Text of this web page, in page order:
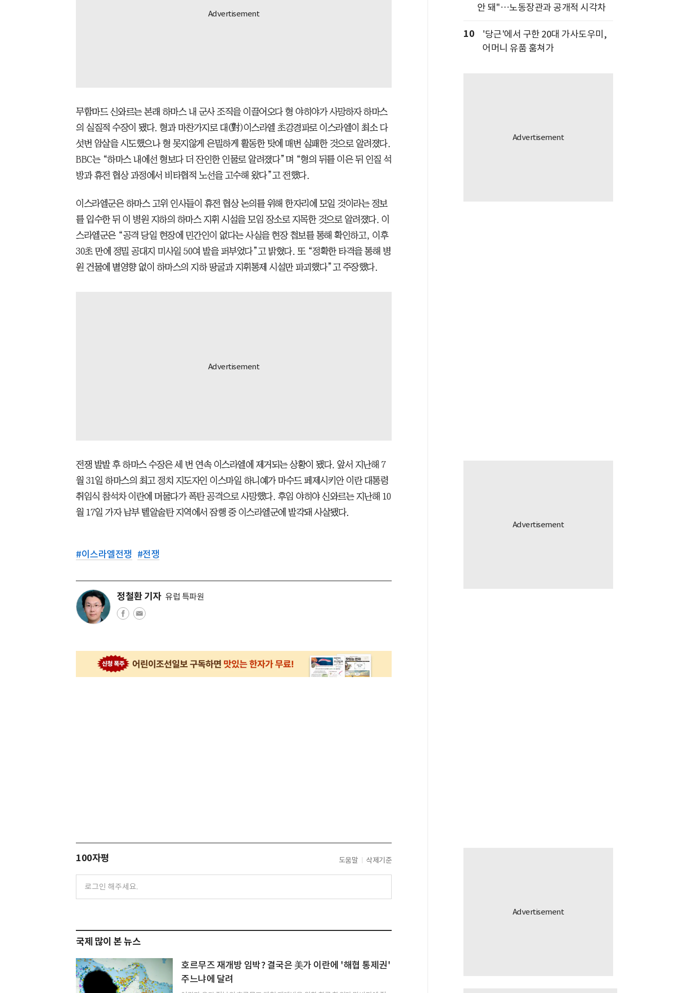
무함마드 신와르는 본래 하마스 내 군사 조직을 이끌어오다 형 야히야가 사망하자 하마스
의 실질적 수장이 됐다. 형과 마찬가지로 대(對)이스라엘 초강경파로 이스라엘이 최소 다
섯번 암살을 시도했으나 형 못지않게 은밀하게 활동한 탓에 매번 실패한 것으로 알려졌다.
BBC는 “하마스 내에선 형보다 더 잔인한 인물로 알려졌다”며 “형의 뒤를 이은 뒤 인질 석
방과 휴전 협상 과정에서 비타협적 노선을 고수해 왔다”고 전했다.
이스라엘군은 하마스 고위 인사들이 휴전 협상 논의를 위해 한자리에 모일 것이라는 정보
를 입수한 뒤 이 병원 지하의 하마스 지휘 시설을 모임 장소로 지목한 것으로 알려졌다. 이
스라엘군은 “공격 당일 현장에 민간인이 없다는 사실을 현장 첩보를 통해 확인하고, 이후
30초 만에 정밀 공대지 미사일 50여 발을 퍼부었다”고 밝혔다. 또 “정확한 타격을 통해 병
원 건물에 별영향 없이 하마스의 지하 땅굴과 지휘통제 시설만 파괴했다”고 주장했다.
전쟁 발발 후 하마스 수장은 세 번 연속 이스라엘에 제거되는 상황이 됐다. 앞서 지난해 7
월 31일 하마스의 최고 정치 지도자인 이스마일 하니예가 마수드 페제시키안 이란 대통령
취임식 참석차 이란에 머물다가 폭탄 공격으로 사망했다. 후임 야히야 신와르는 지난해 10
월 17일 가자 남부 텔알술탄 지역에서 잠행 중 이스라엘군에 발각돼 사살됐다.
#이스라엘전쟁 #전쟁
정철환 기자 유럽 특파원
100자평 도움말 삭제기준
국제 많이 본 뉴스
호르무즈 재개방 임박? 결국은 美가 이란에 '해협 통제권'
주느냐에 달려
안 돼"…노동장관과 공개적 시각차
10
'당근'에서 구한 20대 가사도우미,
어머니 유품 훔쳐가